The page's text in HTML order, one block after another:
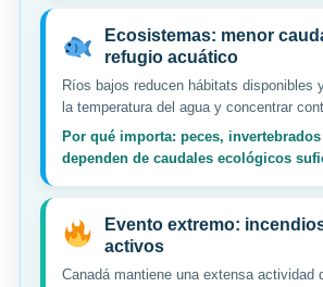
Ecosistemas: menor
refugio acuático
Ríos bajos reducen hábitats disponibles
la temperatura del agua y concentrar
Por qué importa: peces,
dependen de caudales ecológicos
Evento extremo:
activos
Canadá mantiene una extensa actividad